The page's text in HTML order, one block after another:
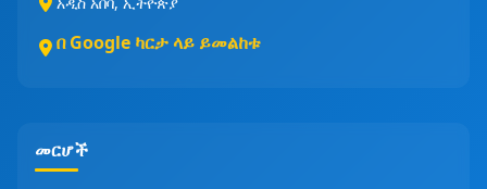
በ Google ካርታ ላይ ይመልከቱ
መርሆች